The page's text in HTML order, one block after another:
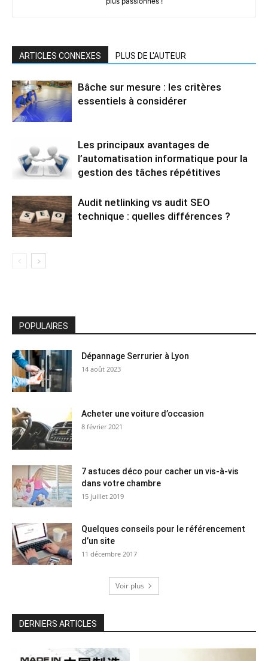
ARTICLES CONNEXES PLUS DE L'AUTEUR
Bâche sur mesure : les critères
essentiels à considérer
Les principaux avantages de
l’automatisation informatique pour la
gestion des tâches répétitives
Audit netlinking vs audit SEO
technique : quelles différences ?
POPULAIRES
Dépannage Serrurier à Lyon
14 août 2023
Acheter une voiture d’occasion
8 février 2021
7 astuces déco pour cacher un vis-à-vis
dans votre chambre
15 juillet 2019
Quelques conseils pour le référencement
d’un site
11 décembre 2017
Voir plus
DERNIERS ARTICLES